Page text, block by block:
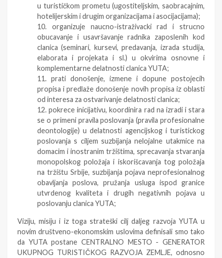
u turističkom prometu (ugostiteljskim, saobracajnim,
hotelijerskim i drugim organizacijama i asocijacijama);
10. organizuje naucno-istraživacki rad i strucno
obucavanje i usavršavanje radnika zaposlenih kod
clanica (seminari, kursevi, predavanja, izrada studija,
elaborata i projekata i sl.) u okvirima osnovne i
komplementarne delatnosti clanica YUTA;
11. prati donošenje, izmene i dopune postojecih
propisa i predlaže donošenje novih propisa iz oblasti
od interesa za ostvarivanje delatnosti clanica;
12. pokrece inicijativu, koordinira rad na izradi i stara
se o primeni pravila poslovanja (pravila profesionalne
deontologije) u delatnosti agencijskog i turistickog
poslovanja s ciljem suzbijanja nelojalne utakmice na
domacim i inostranim tržištima, sprecavanja stvaranja
monopolskog položaja i iskorišcavanja tog položaja
na tržištu Srbije, suzbijanja pojava neprofesionalnog
obavljanja poslova, pružanja usluga ispod granice
utvrdenog kvaliteta i drugih negativnih pojava u
poslovanju clanica YUTA;
Viziju, misiju i iz toga strateški cilj daljeg razvoja YUTA u
novim društveno-ekonomskim uslovima definisali smo tako
da YUTA postane CENTRALNO MESTO - GENERATOR
UKUPNOG TURISTIČKOG RAZVOJA ZEMLJE, odnosno